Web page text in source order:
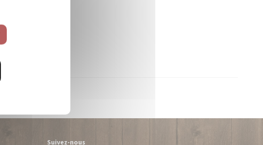
Suivez-nous